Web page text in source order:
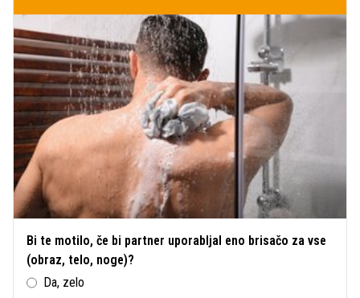
Bi te motilo, če bi partner uporabljal eno brisačo za vse
(obraz, telo, noge)?
Da, zelo